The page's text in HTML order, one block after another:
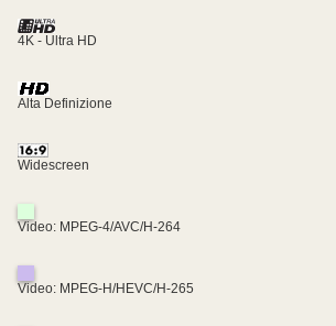
4K - Ultra HD
Alta Definizione
Widescreen
Video: MPEG-4/AVC/H-264
Video: MPEG-H/HEVC/H-265